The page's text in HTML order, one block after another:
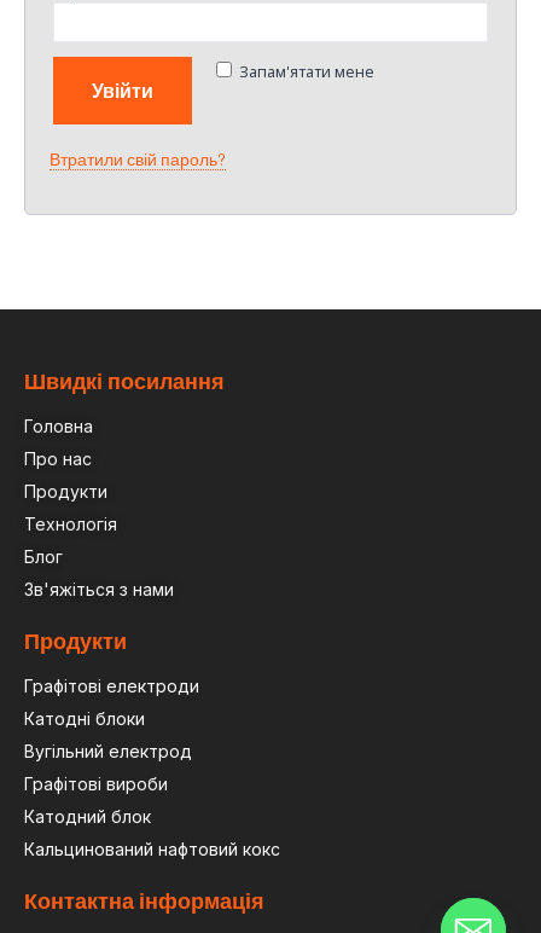
Запам'ятати мене
Увійти
Втратили свій пароль?
Швидкі посилання
Головна
Про нас
Продукти
Технологія
Блог
Зв'яжіться з нами
Продукти
Графітові електроди
Катодні блоки
Вугільний електрод
Графітові вироби
Катодний блок
Кальцинований нафтовий кокс
Контактна інформація